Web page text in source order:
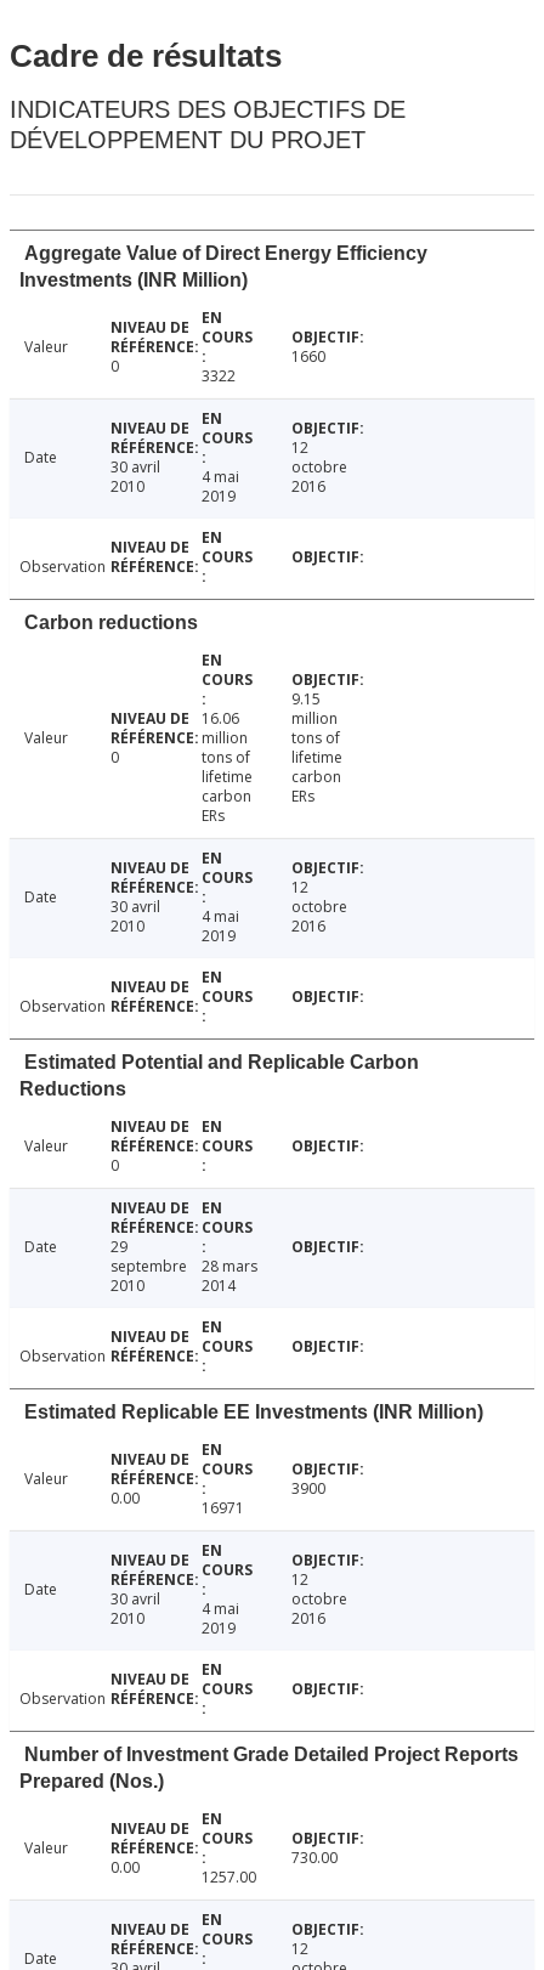
Cadre de résultats
INDICATEURS DES OBJECTIFS DE
DÉVELOPPEMENT DU PROJET
Aggregate Value of Direct Energy Efficiency
Investments (INR Million)
Valeur
0
3322
1660
Date
30 avril
2010
4 mai
2019
12
octobre
2016
Observation
Carbon reductions
Valeur
0
16.06
million
tons of
lifetime
carbon
ERs
9.15
million
tons of
lifetime
carbon
ERs
Date
30 avril
2010
4 mai
2019
12
octobre
2016
Observation
Estimated Potential and Replicable Carbon
Reductions
Valeur
0
Date
29
septembre
2010
28 mars
2014
Observation
Estimated Replicable EE Investments (INR Million)
Valeur
0.00
16971
3900
Date
30 avril
2010
4 mai
2019
12
octobre
2016
Observation
Number of Investment Grade Detailed Project Reports
Prepared (Nos.)
Valeur
0.00
1257.00
730.00
Date
12